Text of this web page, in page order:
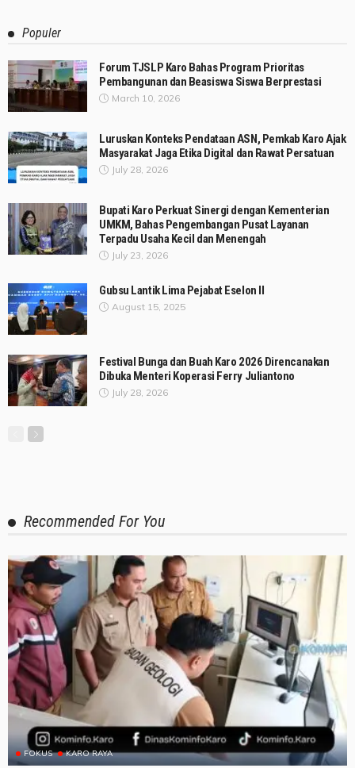
Populer
Forum TJSLP Karo Bahas Program Prioritas
Pembangunan dan Beasiswa Siswa Berprestasi
March 10, 2026
Luruskan Konteks Pendataan ASN, Pemkab Karo Ajak
Masyarakat Jaga Etika Digital dan Rawat Persatuan
July 28, 2026
Bupati Karo Perkuat Sinergi dengan Kementerian
UMKM, Bahas Pengembangan Pusat Layanan
Terpadu Usaha Kecil dan Menengah
July 23, 2026
Gubsu Lantik Lima Pejabat Eselon II
August 15, 2025
Festival Bunga dan Buah Karo 2026 Direncanakan
Dibuka Menteri Koperasi Ferry Juliantono
July 28, 2026
Recommended For You
FOKUS KARO RAYA